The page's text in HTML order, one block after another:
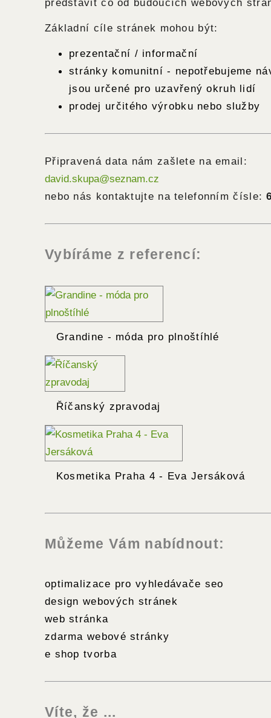
představit co od budoucích webových
Základní cíle stránek mohou být:
prezentační / informační
stránky komunitní - nepotřebujeme
jsou určené pro uzavřený okruh lidí
prodej určitého výrobku nebo služby
Připravená data nám zašlete na email:
david.skupa@seznam.cz
nebo nás kontaktujte na telefonním čísle:
Vybíráme z referencí:
Grandine - móda pro plnoštíhlé
Říčanský zpravodaj
Kosmetika Praha 4 - Eva Jersáková
Můžeme Vám nabídnout:
optimalizace pro vyhledávače seo
design webových stránek
web stránka
zdarma webové stránky
e shop tvorba
Víte, že ...